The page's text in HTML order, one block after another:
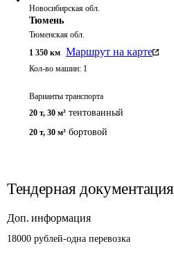
Новосибирская обл.
Тюмень
Тюменская обл.
1 350 км Маршрут на карте
Кол-во машин: 1
Варианты транспорта
20 т, 30 м³ тентованный
20 т, 30 м³ бортовой
Тендерная документация
Доп. информация
18000 рублей-одна перевозка